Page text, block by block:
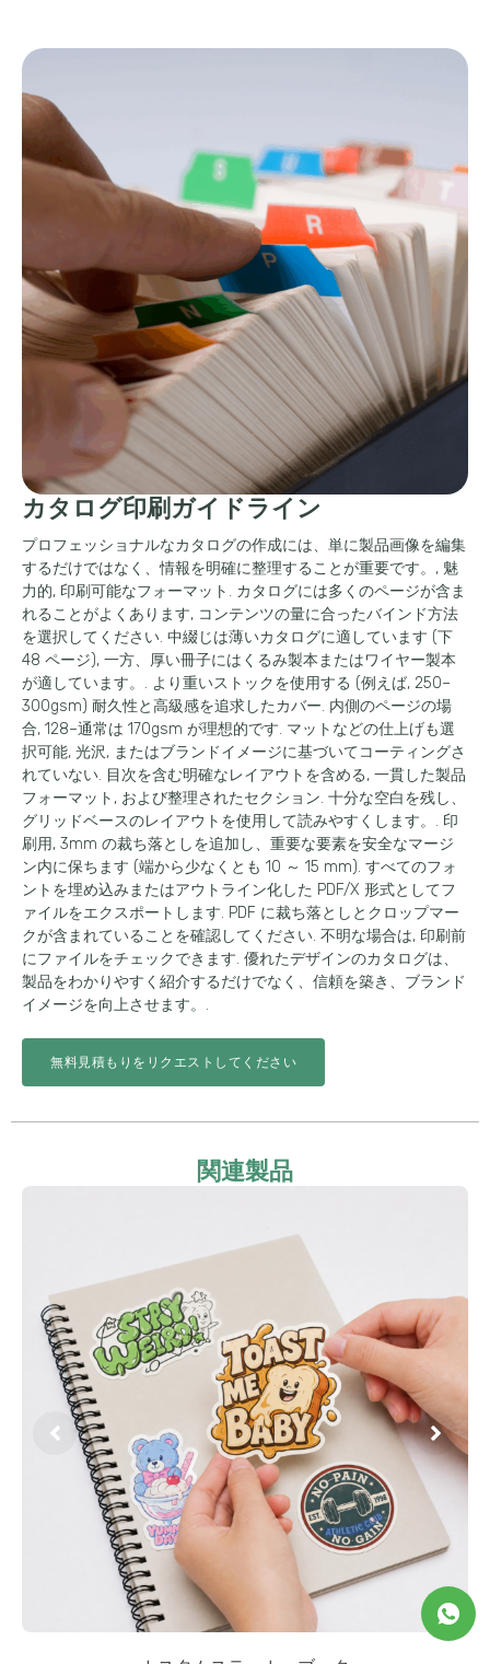
カタログ印刷ガイドライン
プロフェッショナルなカタログの作成には、単に製品画像を編集
するだけではなく、情報を明確に整理することが重要です。, 魅
力的, 印刷可能なフォーマット. カタログには多くのページが含ま
れることがよくあります, コンテンツの量に合ったバインド方法
を選択してください. 中綴じは薄いカタログに適しています (下
48 ページ), 一方、厚い冊子にはくるみ製本またはワイヤー製本
が適しています。. より重いストックを使用する (例えば, 250–
300gsm) 耐久性と高級感を追求したカバー. 内側のページの場
合, 128–通常は 170gsm が理想的です. マットなどの仕上げも選
択可能, 光沢, またはブランドイメージに基づいてコーティングさ
れていない. 目次を含む明確なレイアウトを含める, 一貫した製品
フォーマット, および整理されたセクション. 十分な空白を残し、
グリッドベースのレイアウトを使用して読みやすくします。. 印
刷用, 3mm の裁ち落としを追加し、重要な要素を安全なマージ
ン内に保ちます (端から少なくとも 10 ～ 15 mm). すべてのフォ
ントを埋め込みまたはアウトライン化した PDF/X 形式としてフ
ァイルをエクスポートします. PDF に裁ち落としとクロップマー
クが含まれていることを確認してください. 不明な場合は, 印刷前
にファイルをチェックできます. 優れたデザインのカタログは、
製品をわかりやすく紹介するだけでなく、信頼を築き、ブランド
イメージを向上させます。.
無料見積もりをリクエストしてください
関連製品